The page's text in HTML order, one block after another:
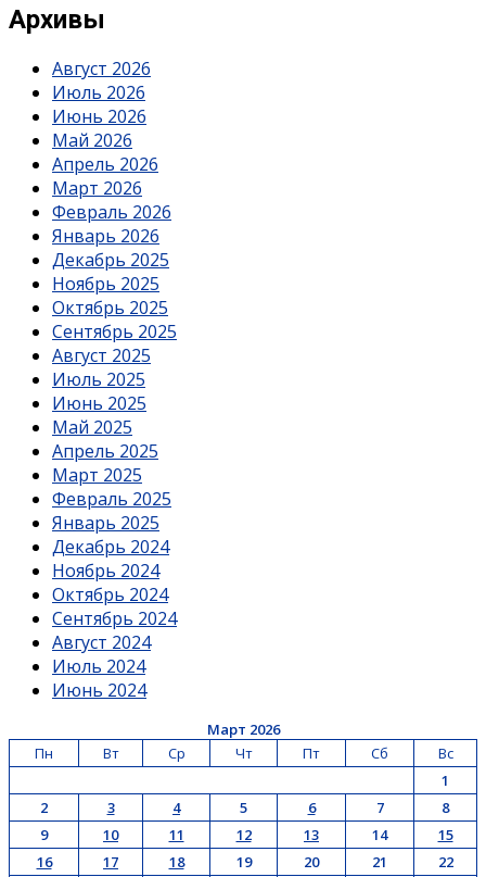
Архивы
Август 2026
Июль 2026
Июнь 2026
Май 2026
Апрель 2026
Март 2026
Февраль 2026
Январь 2026
Декабрь 2025
Ноябрь 2025
Октябрь 2025
Сентябрь 2025
Август 2025
Июль 2025
Июнь 2025
Май 2025
Апрель 2025
Март 2025
Февраль 2025
Январь 2025
Декабрь 2024
Ноябрь 2024
Октябрь 2024
Сентябрь 2024
Август 2024
Июль 2024
Июнь 2024
Март 2026
Пн
Вт Ср Чт Пт Сб
Вс
1
2
3 4 5 6 7
8
9
10 11 12 13 14
15
16
17 18 19 20 21 22